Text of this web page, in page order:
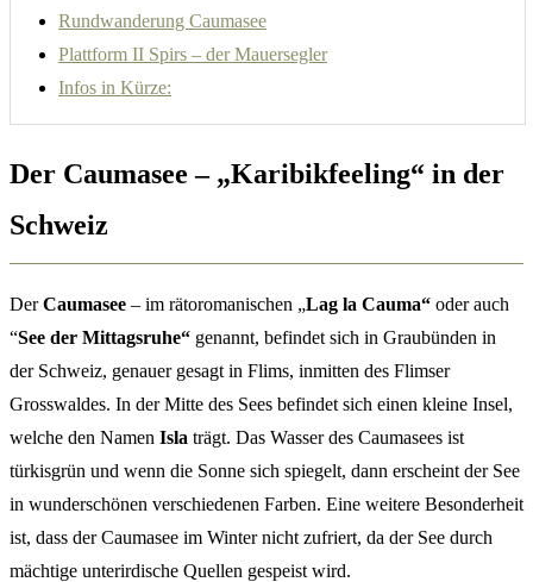
Rundwanderung Caumasee
Plattform II Spirs – der Mauersegler
Infos in Kürze:
Der Caumasee – „Karibikfeeling“ in der
Schweiz
DerCaumasee – im rätoromanischen „Lag la Cauma“ oder auch
“See der Mittagsruhe“ genannt, befindet sich in Graubünden in
der Schweiz, genauer gesagt in Flims, inmitten des Flimser
Grosswaldes. In der Mitte des Sees befindet sich einen kleine Insel,
welche den Namen Isla trägt. Das Wasser des Caumasees ist
türkisgrün und wenn die Sonne sich spiegelt, dann erscheint der See
in wunderschönen verschiedenen Farben. Eine weitere Besonderheit
ist, dass der Caumasee im Winter nicht zufriert, da der See durch
mächtige unterirdische Quellen gespeist wird.